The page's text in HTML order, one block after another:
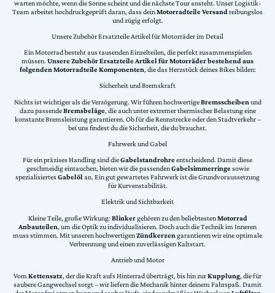
warten möchte, wenn die Sonne scheint und die nächste Tour ansteht. Unser Logistik-
Team arbeitet hochdruckgeprüft daran, dass deinMotorradteile Versand reibungslos
und zügig erfolgt.
Unsere Zubehör Ersatzteile Artikel für Motorräder im Detail
Ein Motorrad besteht aus tausenden Einzelteilen, die perfekt zusammenspielen
müssen. Unsere Zubehör Ersatzteile Artikel für Motorräder bestehend aus
folgenden Motorradteile Komponenten, die das Herzstück deines Bikes bilden:
Sicherheit und Bremskraft
Nichts ist wichtiger als die Verzögerung. Wir führen hochwertigeBremsscheiben und
dazu passendeBremsbeläge, die auch unter extremer thermischer Belastung eine
konstante Bremsleistung garantieren. Ob für die Rennstrecke oder den Stadtverkehr –
bei uns findest du die Sicherheit, die du brauchst.
Fahrwerk und Gabel
Für ein präzises Handling sind dieGabelstandrohreentscheidend. Damit diese
geschmeidig eintauchen, bieten wir die passendenGabelsimmerringesowie
spezialisiertesGabelölan. Ein gut gewartetes Fahrwerk ist die Grundvoraussetzung
für Kurvenstabilität.
Elektrik und Sichtbarkeit
Kleine Teile, große Wirkung: Blinkergehören zu den beliebtestenMotorrad
Anbauteilen, um die Optik zu individualisieren. Doch auch die Technik im Inneren
muss stimmen. Mit unseren hochwertigenZündkerzen garantieren wir eine optimale
Verbrennung und einen zuverlässigen Kaltstart.
Antrieb und Motor
VomKettensatz, der die Kraft aufs Hinterrad überträgt, bis hin zurKupplung, die für
saubere Gangwechsel sorgt – wir liefern die Mechanik hinter deinem Fahrspaß. Damit